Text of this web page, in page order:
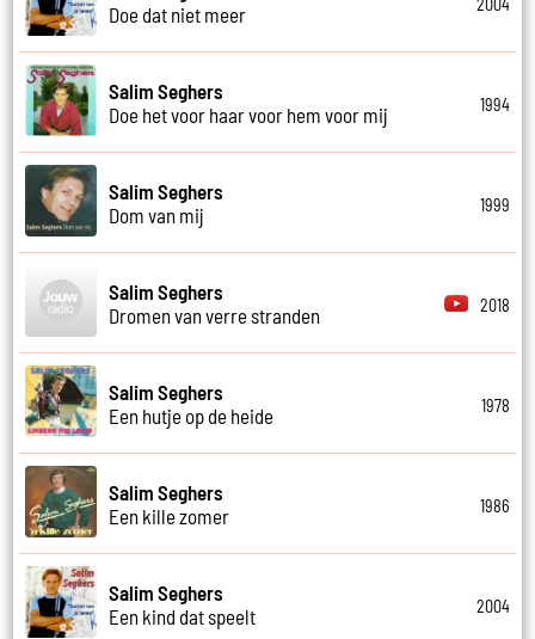
Doe dat niet meer
Salim Seghers
Doe het voor haar voor hem voor mij
1994
Salim Seghers
Dom van mij
1999
Salim Seghers
Dromen van verre stranden
2018
Salim Seghers
Een hutje op de heide
1978
Salim Seghers
Een kille zomer
1986
Salim Seghers
Een kind dat speelt
2004